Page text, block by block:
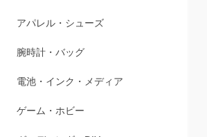
アパレル・シューズ
腕時計・バッグ
電池・インク・メディア
ゲーム・ホビー